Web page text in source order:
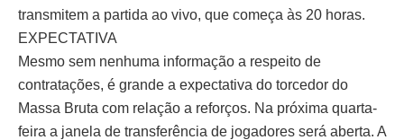
transmitem a partida ao vivo, que começa às 20 horas.
EXPECTATIVA
Mesmo sem nenhuma informação a respeito de
contratações, é grande a expectativa do torcedor do
Massa Bruta com relação a reforços. Na próxima quarta-
feira a janela de transferência de jogadores será aberta. A